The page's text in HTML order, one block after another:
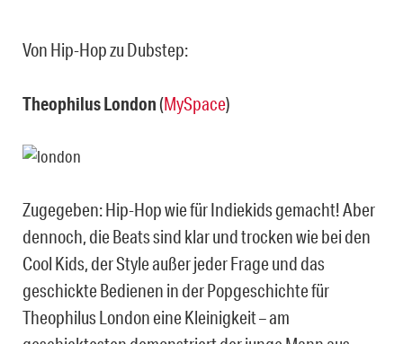
Von Hip-Hop zu Dubstep:
Theophilus London(MySpace)
Zugegeben: Hip-Hop wie für Indiekids gemacht! Aber
dennoch, die Beats sind klar und trocken wie bei den
Cool Kids, der Style außer jeder Frage und das
geschickte Bedienen in der Popgeschichte für
Theophilus London eine Kleinigkeit – am